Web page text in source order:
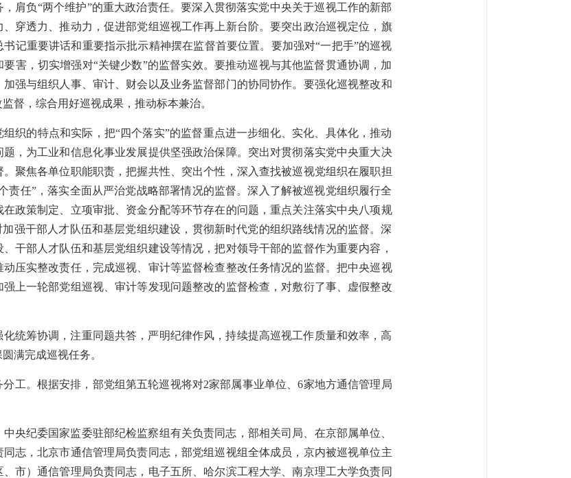
肩负“两个维护”的重大政治责任。要深入贯彻落实党中央关于巡视工作的新部
穿透力、推动力，促进部党组巡视工作再上新台阶。要突出政治巡视定位，旗
记重要讲话和重要指示批示精神摆在监督首要位置。要加强对“一把手”的巡视
害，切实增强对“关键少数”的监督实效。要推动巡视与其他监督贯通协调，加
强与组织人事、审计、财会以及业务监督部门的协同协作。要强化巡视整改和
督，综合用好巡视成果，推动标本兼治。
织的特点和实际，把“四个落实”的监督重点进一步细化、实化、具体化，推动
，为工业和信息化事业发展提供坚强政治保障。突出对贯彻落实党中央重大决
聚焦各单位职能职责，把握共性、突出个性，深入查找被巡视党组织在履职担
责任”，落实全面从严治党战略部署情况的监督。深入了解被巡视党组织履行全
政策制定、立项审批、资金分配等环节存在的问题，重点关注落实中央八项规
强干部人才队伍和基层党组织建设，贯彻新时代党的组织路线情况的监督。深
干部人才队伍和基层党组织建设等情况，把对领导干部的监督作为重要内容，
压实整改责任，完成巡视、审计等监督检查整改任务情况的监督。把中央巡视
上一轮部党组巡视、审计等发现问题整改的监督检查，对敷衍了事、虚假整改
统筹协调，注重同题共答，严明纪律作风，持续提高巡视工作质量和效率，高
满完成巡视任务。
工。根据安排，部党组第五轮巡视将对2家部属事业单位、6家地方通信管理局
央纪委国家监委驻部纪检监察组有关负责同志，部相关司局、在京部属单位、
志，北京市通信管理局负责同志，部党组巡视组全体成员，京内被巡视单位主
市）通信管理局负责同志，电子五所、哈尔滨工程大学、南京理工大学负责同